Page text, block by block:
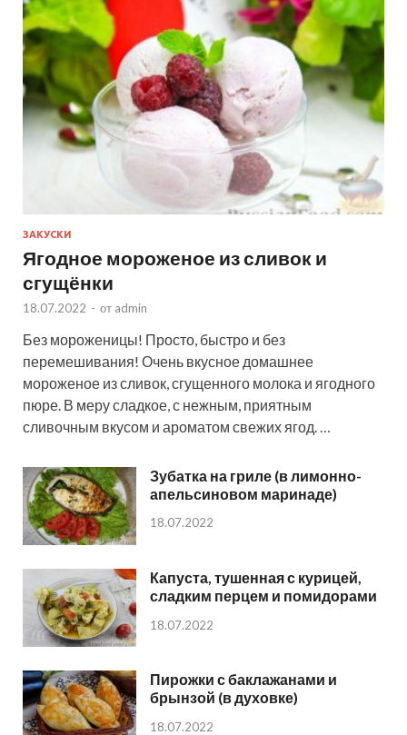
ЗАКУСКИ
Ягодное мороженое из сливок и
сгущёнки
18.07.2022 - от admin
Без мороженицы! Просто, быстро и без
перемешивания! Очень вкусное домашнее
мороженое из сливок, сгущенного молока и ягодного
пюре. В меру сладкое, с нежным, приятным
сливочным вкусом и ароматом свежих ягод. …
Зубатка на гриле (в лимонно-
апельсиновом маринаде)
18.07.2022
Капуста, тушенная с курицей,
сладким перцем и помидорами
18.07.2022
Пирожки с баклажанами и
брынзой (в духовке)
18.07.2022